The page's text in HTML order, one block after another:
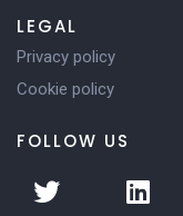
LEGAL
Privacy policy
Cookie policy
FOLLOW US